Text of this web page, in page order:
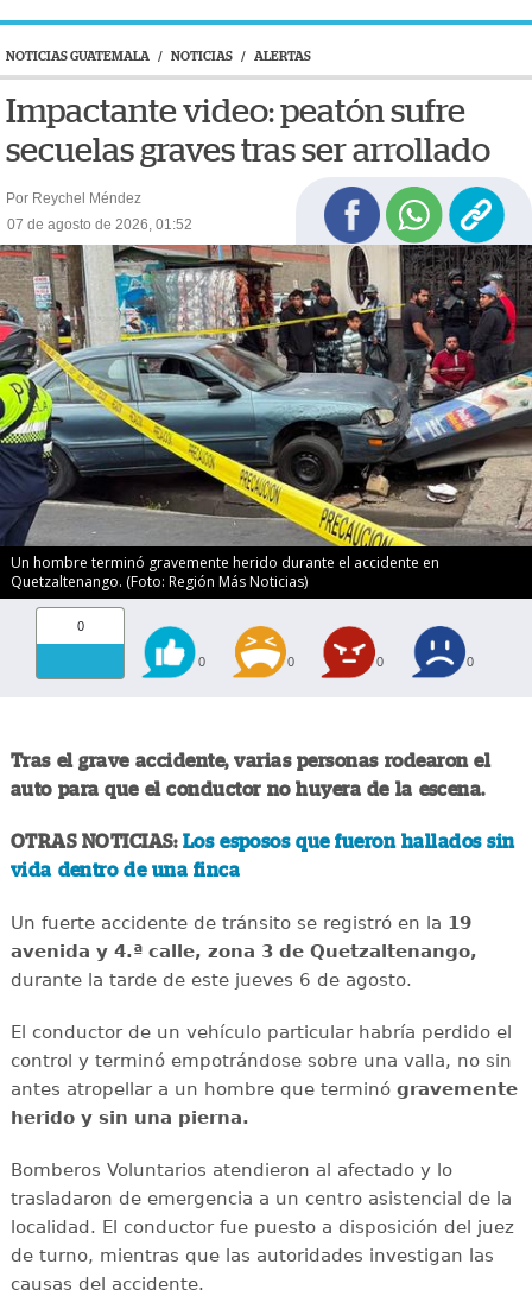
NOTICIAS GUATEMALA / NOTICIAS / ALERTAS
Impactante video: peatón sufre
secuelas graves tras ser arrollado
Por Reychel Méndez
07 de agosto de 2026, 01:52
Un hombre terminó gravemente herido durante el accidente en
Quetzaltenango. (Foto: Región Más Noticias)
0
0 0 0 0
Tras el grave accidente, varias personas rodearon el
auto para que el conductor no huyera de la escena.
OTRAS NOTICIAS: Los esposos que fueron hallados sin
vida dentro de una finca
Un fuerte accidente de tránsito se registró en la 19
avenida y 4.ª calle, zona 3 de Quetzaltenango,
durante la tarde de este jueves 6 de agosto.
El conductor de un vehículo particular habría perdido el
control y terminó empotrándose sobre una valla, no sin
antes atropellar a un hombre que terminó gravemente
herido y sin una pierna.
Bomberos Voluntarios atendieron al afectado y lo
trasladaron de emergencia a un centro asistencial de la
localidad. El conductor fue puesto a disposición del juez
de turno, mientras que las autoridades investigan las
causas del accidente.